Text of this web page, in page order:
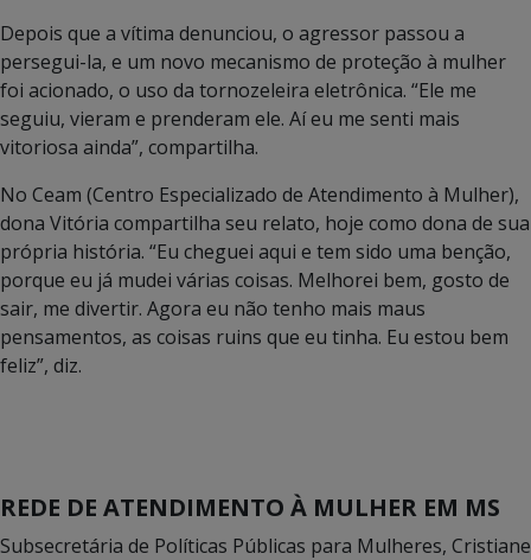
Depois que a vítima denunciou, o agressor passou a
persegui-la, e um novo mecanismo de proteção à mulher
foi acionado, o uso da tornozeleira eletrônica. “Ele me
seguiu, vieram e prenderam ele. Aí eu me senti mais
vitoriosa ainda”, compartilha.
No Ceam (Centro Especializado de Atendimento à Mulher),
dona Vitória compartilha seu relato, hoje como dona de sua
própria história. “Eu cheguei aqui e tem sido uma benção,
porque eu já mudei várias coisas. Melhorei bem, gosto de
sair, me divertir. Agora eu não tenho mais maus
pensamentos, as coisas ruins que eu tinha. Eu estou bem
feliz”, diz.
REDE DE ATENDIMENTO À MULHER EM MS
Subsecretária de Políticas Públicas para Mulheres, Cristiane